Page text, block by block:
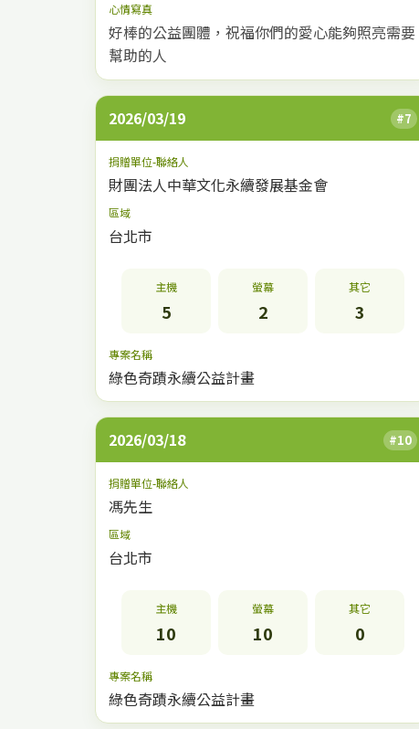
心情寫真
好棒的公益團體，祝福你們的愛心能夠照亮需要
幫助的人
2026/03/19 #7
捐贈單位-聯絡人
財團法人中華文化永續發展基金會
區域
台北市
主機
5
螢幕
2
其它
3
專案名稱
綠色奇蹟永續公益計畫
2026/03/18 #10
捐贈單位-聯絡人
馮先生
區域
台北市
主機
10
螢幕
10
其它
0
專案名稱
綠色奇蹟永續公益計畫